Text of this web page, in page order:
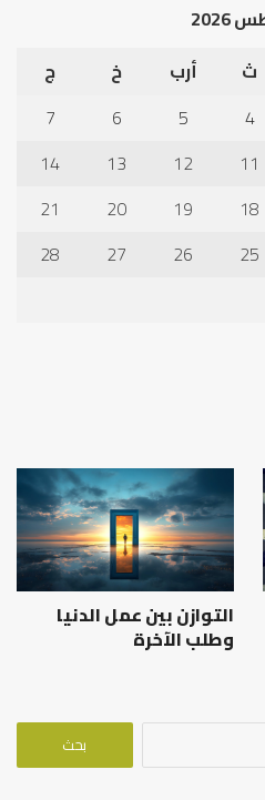
ث أرب خ
ج
4
5
6
7
11
12
13
14
18
19
20
21
25
26
27
28
التوازن بين عمل الدنيا
وطلب الآخرة
البحث